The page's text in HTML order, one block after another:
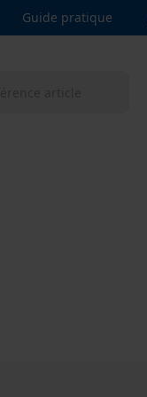
Guide pratique